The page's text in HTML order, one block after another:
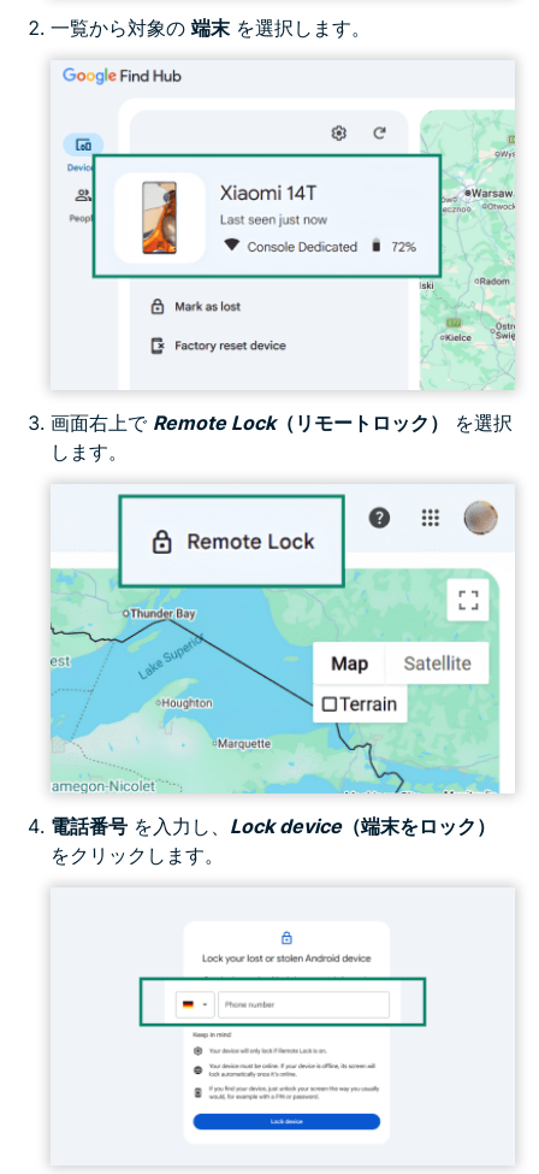
一覧から対象の 端末 を選択します。
画面右上で Remote Lock（リモートロック）
を選択
します。
電話番号 を入力し、 Lock device（端末をロック）
をクリックします。